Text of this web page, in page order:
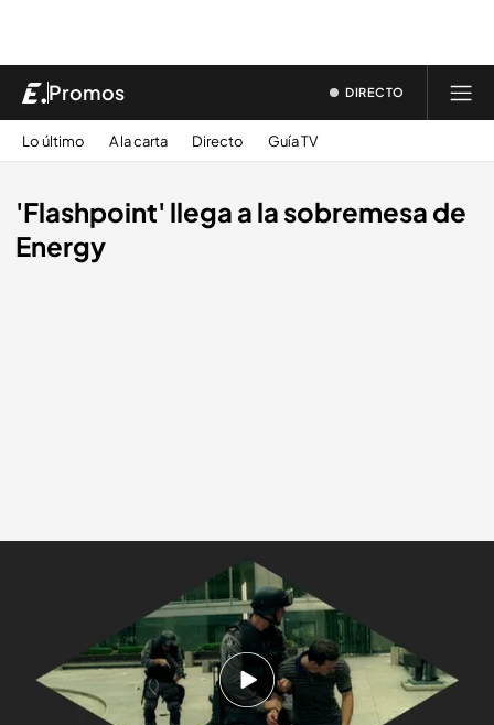
Promos DIRECTO
Lo último A la carta Directo Guía TV
'Flashpoint' llega a la sobremesa de
Energy
Compartir